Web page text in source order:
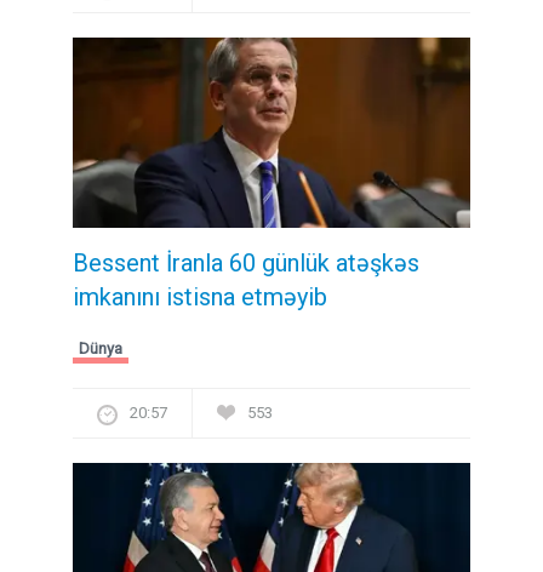
Bessent İranla 60 günlük atəşkəs
imkanını istisna etməyib
Dünya
20:57 553